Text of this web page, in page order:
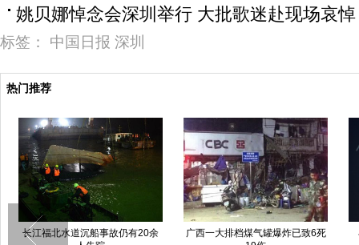
姚贝娜悼念会深圳举行 大批歌迷赴现场哀悼
标签： 中国日报 深圳
热门推荐
吉林长春女孩雪地表演钢管舞 国门守护人极寒天气雪地奔袭